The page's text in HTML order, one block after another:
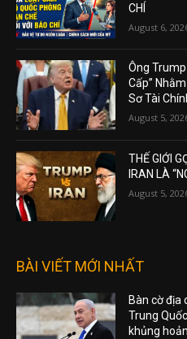
CHÍ
August 6,
Ông
Cấp”
Sơ Tài
August 5,
THẾ GIỚI
IRAN LÀ
August 5,
BÀI VIẾT MỚI NHẤT
Bàn cờ địa
Trung
khủng